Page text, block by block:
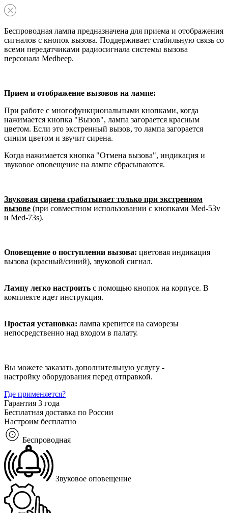
Беспроводная лампа предназначена для приема и отображения
сигналов с кнопок вызова. Поддерживает стабильную связь со
всеми передатчиками радиосигнала системы вызова
персонала Medbeep.
Прием и отображение вызовов на лампе:
При работе с многофункциональными кнопками, когда
нажимается кнопка "Вызов", лампа загорается красным
цветом. Если это экстренный вызов, то лампа загорается
синим цветом и звучит сирена.
Когда нажимается кнопка "Отмена вызова", индикация и
звуковое оповещение на лампе сбрасываются.
Звуковая сирена срабатывает только при экстренном
вызове (при совместном использовании с кнопками Med-53v
и Med-73s).
Оповещение о поступлении вызова: цветовая индикация
вызова (красный/синий), звуковой сигнал.
Лампу легко настроить с помощью кнопок на корпусе. В
комплекте идет инструкция.
Простая установка: лампа крепится на саморезы
непосредственно над входом в палату.
Вы можете заказать дополнительную услугу -
настройку оборудования перед отправкой.
Где применяется?
Гарантия 3 года
Бесплатная доставка по России
Настроим бесплатно
Беспроводная
Звуковое оповещение